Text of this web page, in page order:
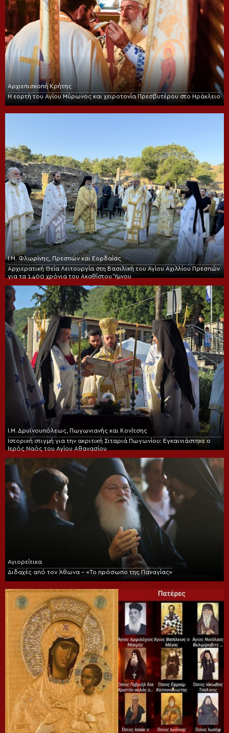
Αρχιεπισκοπή Κρήτης
Η εορτή του Αγίου Μύρωνος και χειροτονία Πρεσβυτέρου στο Ηράκλειο
Ι.Μ. Φλωρίνης, Πρεσπών και Εορδαίας
Αρχιερατική Θεία Λειτουργία στη Βασιλική του Αγίου Αχιλλίου Πρεσπών
για τα 1.400 χρόνια του Ακαθίστου Ύμνου
Ι.Μ. Δρυϊνουπόλεως, Πωγωνιανής και Κονίτσης
Ιστορική στιγμή για την ακριτική Σιταριά Πωγωνίου: Εγκαινιάστηκε ο
Ιερός Ναός του Αγίου Αθανασίου
Αγιορείτικα
Διδαχές από τον Άθωνα – «Το πρόσωπο της Παναγίας»